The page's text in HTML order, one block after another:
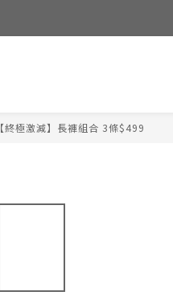
【終極激減】長褲組合 3條$499